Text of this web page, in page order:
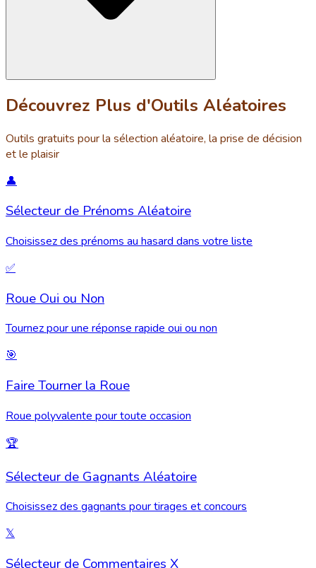
Découvrez Plus d'Outils Aléatoires
Outils gratuits pour la sélection aléatoire, la prise de décision
et le plaisir
👤
Sélecteur de Prénoms Aléatoire
Choisissez des prénoms au hasard dans votre liste
✅
Roue Oui ou Non
Tournez pour une réponse rapide oui ou non
🎯
Faire Tourner la Roue
Roue polyvalente pour toute occasion
🏆
Sélecteur de Gagnants Aléatoire
Choisissez des gagnants pour tirages et concours
𝕏
Sélecteur de Commentaires X